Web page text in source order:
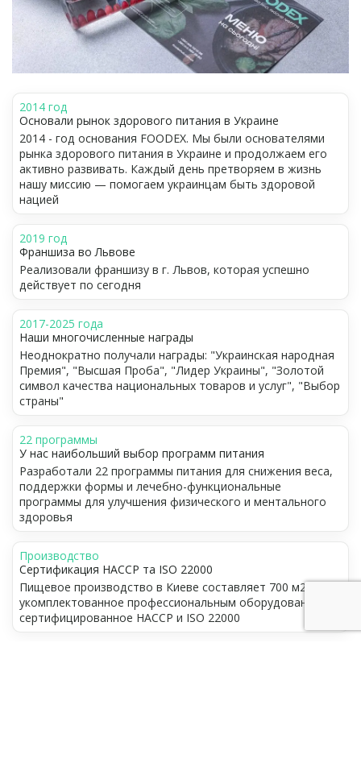
2014 год
Основали рынок здорового питания в Украине
2014 - год основания FOODEX. Мы были основателями
рынка здорового питания в Украине и продолжаем его
активно развивать. Каждый день претворяем в жизнь
нашу миссию — помогаем украинцам быть здоровой
нацией
2019 год
Франшиза во Львове
Реализовали франшизу в г. Львов, которая успешно
действует по сегодня
2017-2025 года
Наши многочисленные награды
Неоднократно получали награды: "Украинская народная
Премия", "Высшая Проба", "Лидер Украины", "Золотой
символ качества национальных товаров и услуг", "Выбор
страны"
22 программы
У нас наибольший выбор программ питания
Разработали 22 программы питания для снижения веса,
поддержки формы и лечебно-функциональные
программы для улучшения физического и ментального
здоровья
Производство
Сертификация НАССР та ISO 22000
Пищевое производство в Киеве составляет 700 м2,
укомплектованное профессиональным оборудованием и
сертифицированное НАССР и ISO 22000